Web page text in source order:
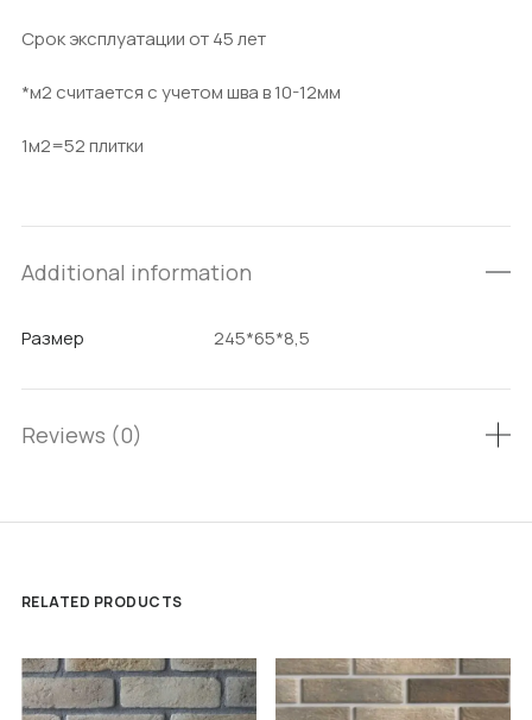
Срок эксплуатации от 45 лет
*м2 считается с учетом шва в 10-12мм
1м2=52 плитки
Additional information
Размер 245*65*8,5
Reviews (0)
RELATED PRODUCTS